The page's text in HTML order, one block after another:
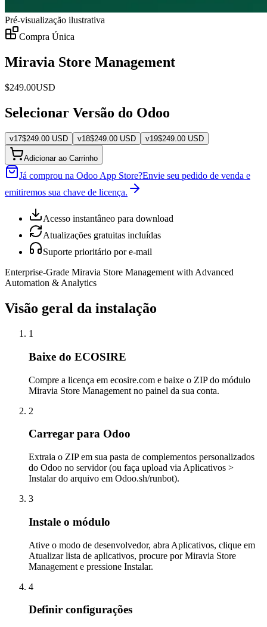
Pré-visualização ilustrativa
Compra Única
Miravia Store Management
$249.00USD
Selecionar Versão do Odoo
v17$249.00 USD v18$249.00 USD v19$249.00 USD
Adicionar ao Carrinho
Já comprou na Odoo App Store?Envie seu pedido de venda e
emitiremos sua chave de licença.
Acesso instantâneo para download
Atualizações gratuitas incluídas
Suporte prioritário por e-mail
Enterprise-Grade Miravia Store Management with Advanced
Automation & Analytics
Visão geral da instalação
1
Baixe do ECOSIRE
Compre a licença em ecosire.com e baixe o ZIP do módulo
Miravia Store Management no painel da sua conta.
2
Carregar para Odoo
Extraia o ZIP em sua pasta de complementos personalizados
do Odoo no servidor (ou faça upload via Aplicativos >
Instalar do arquivo em Odoo.sh/runbot).
3
Instale o módulo
Ative o modo de desenvolvedor, abra Aplicativos, clique em
Atualizar lista de aplicativos, procure por Miravia Store
Management e pressione Instalar.
4
Definir configurações